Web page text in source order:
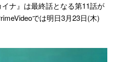
ナ』は最終話となる第11話が
では明日3月23日(木)